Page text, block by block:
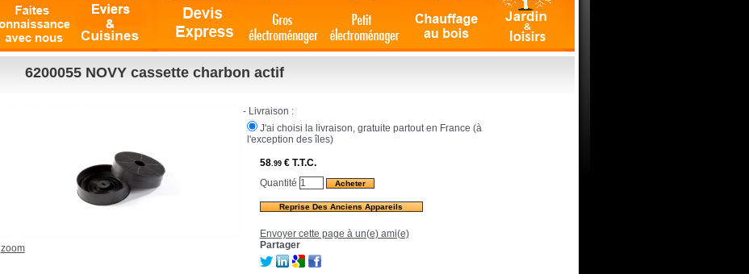
6200055 NOVY cassette charbon actif
zoom
- Livraison :
J'ai choisi la livraison, gratuite partout en France (à
l'exception des îles)
58.99€ T.T.C.
Quantité
Reprise Des Anciens Appareils
Envoyer cette page à un(e) ami(e)
Partager